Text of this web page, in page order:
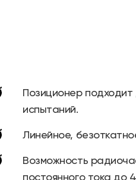
Позиционер
испытаний.
Линейное,
Возможность
постоянного тока до